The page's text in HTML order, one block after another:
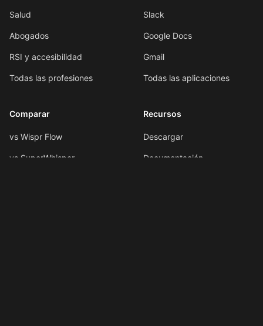
Salud
Abogados
RSI y accesibilidad
Todas las profesiones
Slack
Google Docs
Gmail
Todas las aplicaciones
Comparar
vs Wispr Flow
vs SuperWhisper
Recursos
Descargar
Documentación